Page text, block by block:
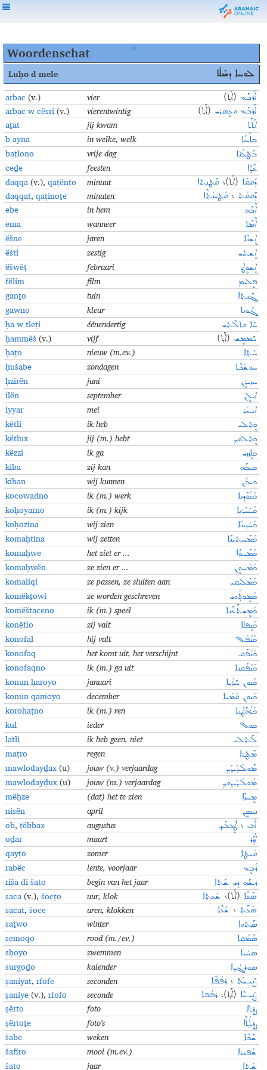
Woordenschat
Luḥo d mele ܠܘܚܐ ܕܡܶܠܶܐ
arbac(v.) vier ܐܰܪܒܰܥ (ܐܰܬ݂)
arbac w cësri(v.) vierentwintig ܐܰܪܒܰܥ ܘܥܷܣܪܝ (ܐܰܬ݂)
aṯat jij kwam ܐܰܬ݂ܰܬ
b ayna in welke, welk ܒܐܰܝܢܰܐ
baṭlono vrije dag ܒܰܛܠܳܢܐ
ceḏe feesten ܥܶܕ݂ܶܐ
daqqa(v.),qaṭënto minuut ܕܰܩܩܰܐ (ܐܰܬ݂)܆ܩܰܛܢܬܐ
daqqat,qaṭinoṯe minuten ܕܰܩܩܰܬ ܆ܩܰܛܝܢܳܬ݂ܶܐ
ebe in hem ܐܶܒܶܗ
ema wanneer ܐܶܡܰܐ
ëšne jaren ܐܷܫܢܶܐ
ëšti zestig ܐܷܫܬܝ
ëšwëṭ februari ܐܷܫܘܷܛ
fëlim film ܦܷܠܝܡ
ganṯo tuin ܓܰܢܬ݂ܐ
gawno kleur ܓܰܘܢܐ
ḥa w tleṯi éénendertig ܚܰܐ ܘܬܠܶܬ݂ܝ
ḥammëš(v.) vijf ܚܰܡܡܷܫ (ܐܰܬ݂)
ḥaṯo nieuw (m.ev.) ܚܰܬ݂ܐ
ḥušabe zondagen ܚܘܫܰܒܶܐ
ḥzirën juni ܚܙܝܪܷܢ
ilën september ܐܝܠܷܢ
iyyar mei ܐܝـܝܰܪ
këtli ik heb ܟܷܬܠܝ
këtlux jij (m.) hebt ܟܷܬܠܘܟ݂
këzzi ik ga ܟܐܷܙܙܝ
kiba zij kan ܟܝܒܰܗ
kiban wij kunnen ܟܝܒܰܢ
kocowadno ik (m.) werk ܟܳܥܳܘܰܕܢܐ
koḥoyarno ik (m.) kijk ܟܳܚܳܝܰܪܢܐ
koḥozina wij zien ܟܳܚܳܙܝܢܰܐ
komaḥtina wij zetten ܟܳܡܰܚܬܝܢܰܐ
komaḥwe het ziet er ... ܟܳܡܰܚܘܶܐ
komaḥwën ze zien er ... ܟܳܡܰܚܘܷܢ
komaliqi ze passen, ze sluiten aan ܟܳܡܰܠܝܩܝ
komëkṯowi ze worden geschreven ܟܳܡܷܟܬ݂ܳܘܝ
komëštaceno ik (m.) speel ܟܳܡܷܫܬܰܥܶܢܐ
konëflo zij valt ܟܳܢܷܦܠܐ
konofal hij valt ܟܳܢܳܦܰܠ
konofaq het komt uit, het verschijnt ܟܳܢܳܦܰܩ
konofaqno ik (m.) ga uit ܟܳܢܳܦܰܩܢܐ
konun ḥaroyo januari ܟܳܢܘܢ ܚܰܪܳܝܐ
konun qamoyo december ܟܳܢܘܢ ܩܰܡܳܝܐ
korohaṭno ik (m.) ren ܟܳܪܳܗܰܛܢܐ
kul ieder ܟܘܠ
latli ik heb geen, niet ܠܰܬܠܝ
maṭro regen ܡܰܛܪܐ
mawlodayḏax(u) jouw (v.) verjaardag ܡܰܘܠܳܕܰܝܕ݂ܰܟ݂
mawlodayḏux(u) jouw (m.) verjaardag ܡܰܘܠܳܕܰܝܕ݂ܘܟ݂
mëḥze (dat) het te zien ܡܷܚܙܶܐ
nisën april ܢܝܣܷܢ
ob,ṭëbbax augustus ܐܳܒ ܆ܛܷܒܒܰܟ݂
oḏar maart ܐܳܕ݂ܰܪ
qayṭo zomer ܩܰܝܛܐ
rabëc lente, voorjaar ܪܰܒܷܥ
riša di šato begin van het jaar ܪܝܫܰܗ ܕܝ ܫܰܬܐ
saca(v.),šocṯo uur, klok ܣܰܥܰܐ (ܐܰܬ݂)܆ ܫܳܥܬ݂ܐ
sacat,šoce uren, klokken ܣܰܥܰܬ ܆ ܫܳܥܶܐ
saṯwo winter ܣܰܬ݂ܘܐ
semoqo rood (m./ev.) ܣܶܡܳܩܐ
sḥoyo zwemmen ܣܚܳܝܐ
surgoḏo kalender ܣܘܪܓܳܕ݂ܐ
ṣaniyat,rfofe seconden ܨܰܢܝـܝܰܬ ܆ܪܦܳܦܶܐ
ṣaniye(v.),rfofo seconde ܨܰܢܝـܝܶܐ (ܐܰܬ݂)܆ܪܦܳܦܐ
ṣërto foto ܨܷܪܬܐ
ṣërtoṯe foto's ܨܷܪܬܳܬ݂ܶܐ
šabe weken ܫܰܒܶܐ
šafiro mooi (m.ev.) ܫܰܦܝܪܐ
šato jaar ܫܰܬܐ